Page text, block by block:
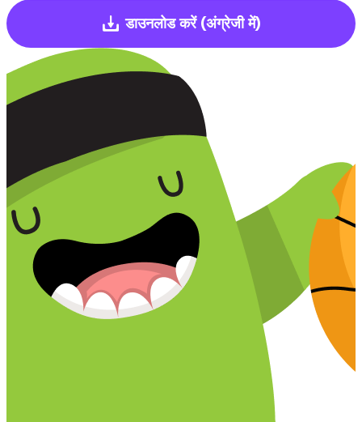
डाउनलोड करें (अंग्रेजी में)